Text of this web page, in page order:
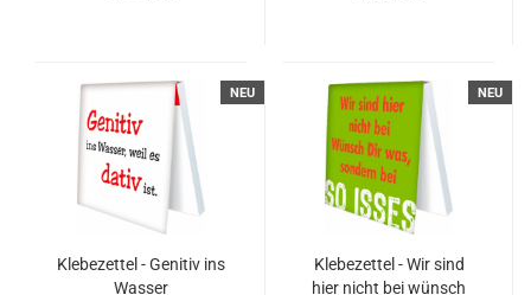
NEU
Klebezettel - Genitiv ins
Wasser
NEU
Klebezettel - Wir sind
hier nicht bei wünsch